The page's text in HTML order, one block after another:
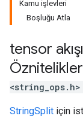
Kamu işlevleri
Boşluğu Atla
tensor akışı
Öznitelikler
<string_ops.h>
StringSplit için